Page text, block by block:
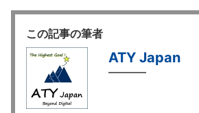
この記事の筆者
ATY Japan